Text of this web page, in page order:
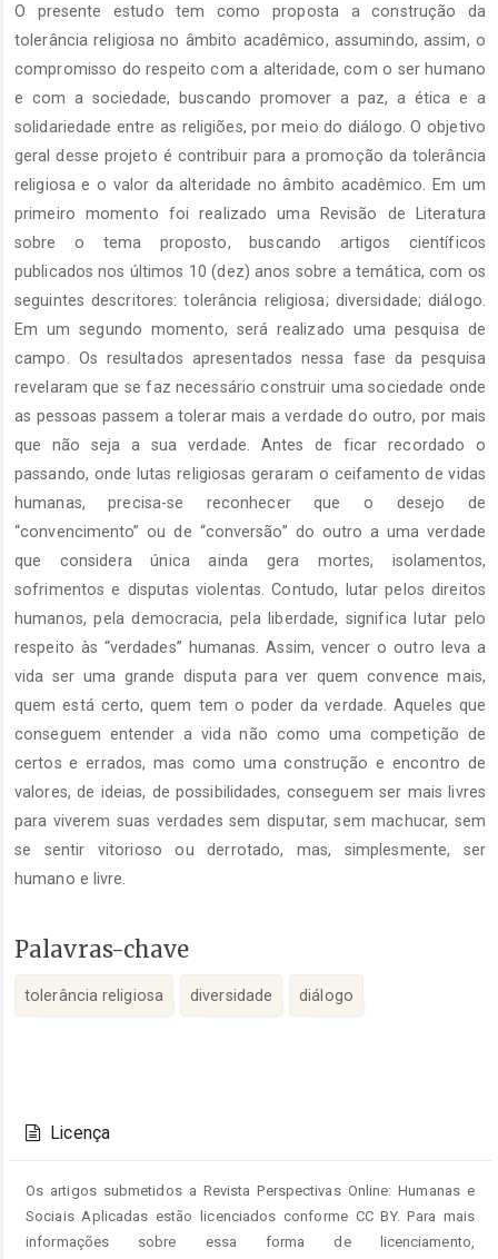
artigo
principal
O presente estudo tem como proposta a construção da
tolerância religiosa no âmbito acadêmico, assumindo, assim, o
compromisso do respeito com a alteridade, com o ser humano
e com a sociedade, buscando promover a paz, a ética e a
solidariedade entre as religiões, por meio do diálogo. O objetivo
geral desse projeto é contribuir para a promoção da tolerância
religiosa e o valor da alteridade no âmbito acadêmico. Em um
primeiro momento foi realizado uma Revisão de Literatura
sobre o tema proposto, buscando artigos científicos
publicados nos últimos 10 (dez) anos sobre a temática, com os
seguintes descritores: tolerância religiosa; diversidade; diálogo.
Em um segundo momento, será realizado uma pesquisa de
campo. Os resultados apresentados nessa fase da pesquisa
revelaram que se faz necessário construir uma sociedade onde
as pessoas passem a tolerar mais a verdade do outro, por mais
que não seja a sua verdade. Antes de ficar recordado o
passando, onde lutas religiosas geraram o ceifamento de vidas
humanas, precisa-se reconhecer que o desejo de
“convencimento” ou de “conversão” do outro a uma verdade
que considera única ainda gera mortes, isolamentos,
sofrimentos e disputas violentas. Contudo, lutar pelos direitos
humanos, pela democracia, pela liberdade, significa lutar pelo
respeito às “verdades” humanas. Assim, vencer o outro leva a
vida ser uma grande disputa para ver quem convence mais,
quem está certo, quem tem o poder da verdade. Aqueles que
conseguem entender a vida não como uma competição de
certos e errados, mas como uma construção e encontro de
valores, de ideias, de possibilidades, conseguem ser mais livres
para viverem suas verdades sem disputar, sem machucar, sem
se sentir vitorioso ou derrotado, mas, simplesmente, ser
humano e livre.
Palavras-chave
tolerância religiosa diversidade diálogo
do
artigo
Licença
Os artigos submetidos a Revista Perspectivas Online: Humanas e
Sociais Aplicadas estão licenciados conforme CC BY. Para mais
informações sobre essa forma de licenciamento,